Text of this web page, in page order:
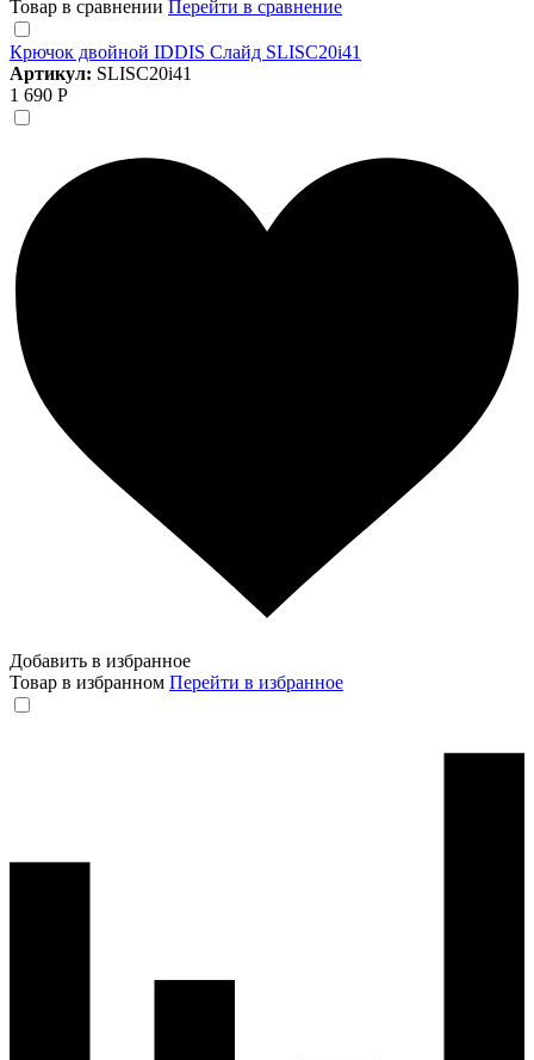
Товар в сравнении Перейти в сравнение
Крючок двойной IDDIS Слайд SLISC20i41
Артикул: SLISC20i41
1 690 Р
Добавить в избранное
Товар в избранном Перейти в избранное